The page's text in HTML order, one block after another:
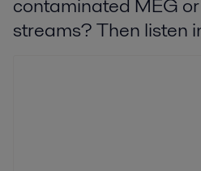
contaminated MEG
streams? Then listen